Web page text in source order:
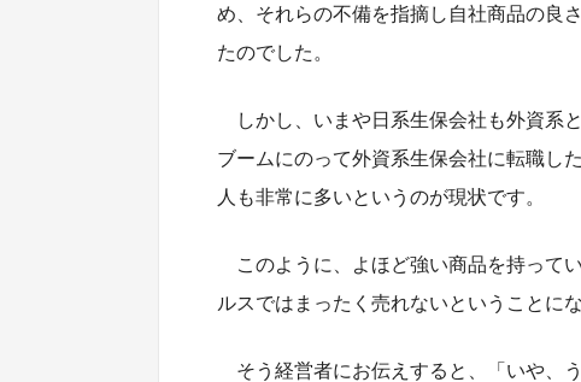
め、それらの不備を指摘し自社商品の良
たのでした。
しかし、いまや日系生保会社も外資系
ブームにのって外資系生保会社に転職し
人も非常に多いというのが現状です。
このように、よほど強い商品を持って
ルスではまったく売れないということにな
そう経営者にお伝えすると、「いや、